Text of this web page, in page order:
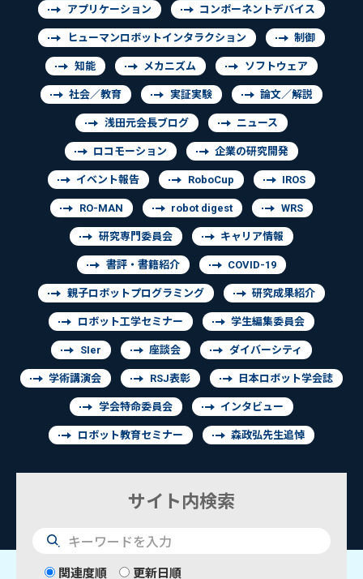
アプリケーション コンポーネントデバイス
ヒューマンロボットインタラクション 制御
知能 メカニズム ソフトウェア
社会／教育 実証実験 論文／解説
浅田元会長ブログ ニュース
ロコモーション 企業の研究開発
イベント報告 RoboCup IROS
RO-MAN robot digest WRS
研究専門委員会 キャリア情報
書評・書籍紹介 COVID-19
親子ロボットプログラミング 研究成果紹介
ロボット工学セミナー 学生編集委員会
SIer 座談会 ダイバーシティ
学術講演会 RSJ表彰 日本ロボット学会誌
学会特命委員会 インタビュー
ロボット教育セミナー 森政弘先生追悼
サイト内検索
検
索
関連度順 更新日順